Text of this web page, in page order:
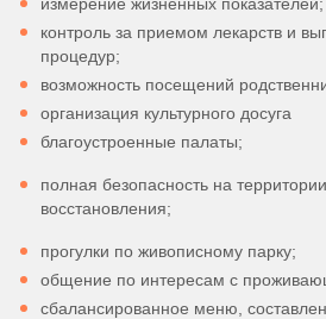
контроль за приемом лекарств и
процедур;
возможность посещений
организация культурного досуга
благоустроенные палаты;
полная безопасность на
восстановления;
прогулки по живописному парку;
общение по интересам с
сбалансированное меню,